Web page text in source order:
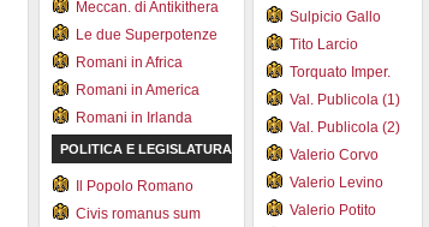
Meccan. di Antikithera
Le due Superpotenze
Romani in Africa
Romani in America
Romani in Irlanda
POLITICA E LEGISLATURA
Il Popolo Romano
Civis romanus sum
Sulpicio Gallo
Tito Larcio
Torquato Imper.
Val. Publicola (1)
Val. Publicola (2)
Valerio Corvo
Valerio Levino
Valerio Potito